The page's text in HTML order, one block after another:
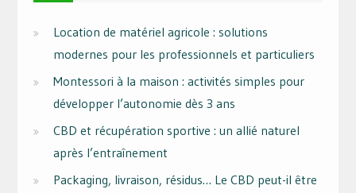
Location de matériel agricole : solutions
modernes pour les professionnels et particuliers
Montessori à la maison : activités simples pour
développer l’autonomie dès 3 ans
CBD et récupération sportive : un allié naturel
après l’entraînement
Packaging, livraison, résidus… Le CBD peut-il être